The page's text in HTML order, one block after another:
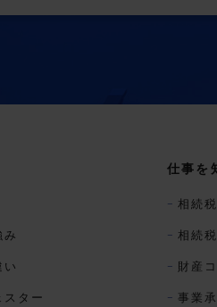
ター
仕事を
相続
相続
財産
事業